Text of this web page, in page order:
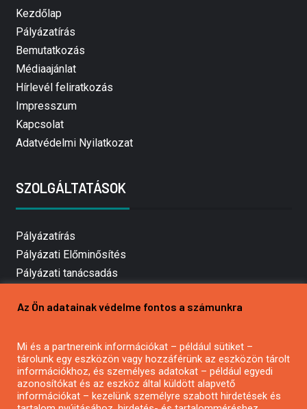
Kezdőlap
Pályázatírás
Bemutatkozás
Médiaajánlat
Hírlevél feliratkozás
Impresszum
Kapcsolat
Adatvédelmi Nyilatkozat
SZOLGÁLTATÁSOK
Pályázatírás
Pályázati Előminősítés
Pályázati tanácsadás
Mezőgazdasági pályázatírás
Pályázatírás civil szervezeteknek
Pályázatírás önkormányzatoknak
Pályázatfigyelés
Specifikus pályázatfigyelés vagy hírlevél
Az Ön adatainak védelme fontos a számunkra
Mi és a partnereink információkat – például sütiket –
tárolunk egy eszközön vagy hozzáférünk az eszközön tárolt
információkhoz, és személyes adatokat – például egyedi
azonosítókat és az eszköz által küldött alapvető
információkat – kezelünk személyre szabott hirdetések és